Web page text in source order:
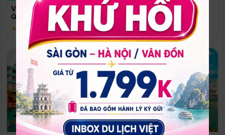
Vinpearl Resort & Spa Phu
Quoc
★ 5.0
Quoc
Phú Quốc
★ 5.0